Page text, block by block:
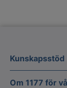
Kunskapsstöd
Om 1177 för